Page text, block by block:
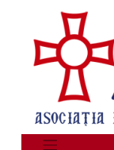
content